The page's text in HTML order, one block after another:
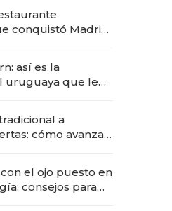
conquistó Madrid:
prepara apertura
así es la
uruguaya que le
a
cómo avanza
el ojo puesto en
consejos para